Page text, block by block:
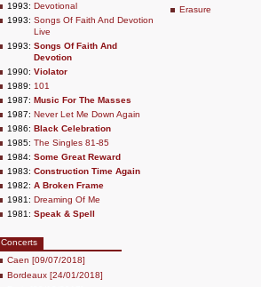
1993: Devotional
1993: Songs Of Faith And Devotion
Live
1993: Songs Of Faith And
Devotion
1990: Violator
1989: 101
1987: Music For The Masses
1987: Never Let Me Down Again
1986: Black Celebration
1985: The Singles 81-85
1984: Some Great Reward
1983: Construction Time Again
1982: A Broken Frame
1981: Dreaming Of Me
1981: Speak & Spell
Concerts
Caen [09/07/2018]
Bordeaux [24/01/2018]
Erasure